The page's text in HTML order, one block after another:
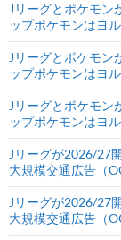
Jリーグとポケモン
ップポケモンはヨ
Jリーグとポケモン
ップポケモンはヨ
Jリーグとポケモン
ップポケモンはヨ
Jリーグが2026/27
大規模交通広告（
Jリーグが2026/27
大規模交通広告（